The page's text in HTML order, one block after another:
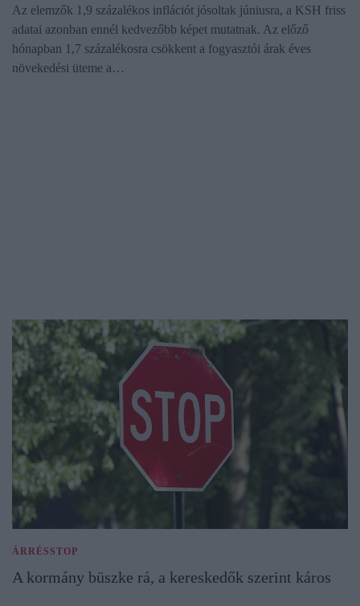
Az elemzők 1,9 százalékos inflációt jósoltak júniusra, a KSH friss
adatai azonban ennél kedvezőbb képet mutatnak. Az előző
hónapban 1,7 százalékosra csökkent a fogyasztói árak éves
növekedési üteme a…
ÁRRÉSSTOP
A kormány büszke rá, a kereskedők szerint káros